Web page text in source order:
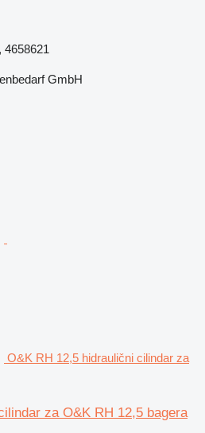
4658621
GmbH
O&K RH 12,5 hidraulični cilindar za
za O&K RH 12,5 bagera